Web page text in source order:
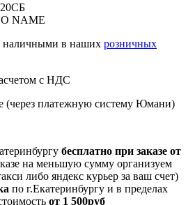
NAME
наличными в наших розничных
с НДС
(через платежную систему Юмани)
бесплатно при заказе от
на меньшую сумму организуем
либо яндекс курьер за ваш счет)
по г.Екатеринбургу и в пределах
от 1 500руб